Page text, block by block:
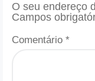
O seu endereço
Campos
Comentário *